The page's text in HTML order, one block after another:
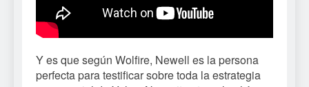
Y es que según Wolfire, Newell es la persona
perfecta para testificar sobre toda la estrategia